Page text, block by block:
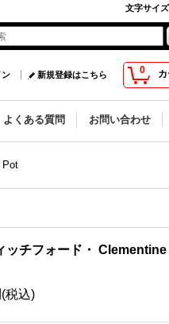
文字サイズ
0
ン 新規登録はこちら
よくある質問 お問い合わせ
Pot
ッチフォード・
(税込)